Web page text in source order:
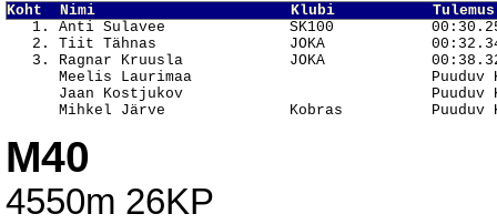
Koht  Nimi                      Klubi
1. Anti Sulavee              SK100
2. Tiit Tähnas               JOKA
3. Ragnar Kruusla            JOKA
Meelis Laurimaa                           Puuduv
Jaan Kostjukov                            Puuduv
M40
4550m 26KP